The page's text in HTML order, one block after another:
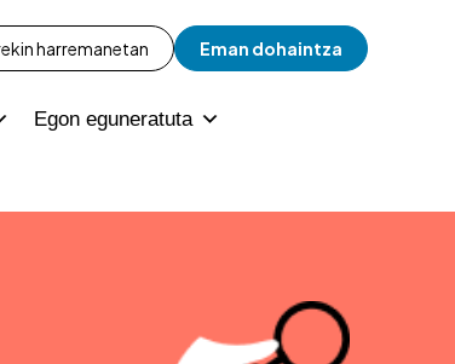
harremanetan Eman dohaintza
Egon eguneratuta